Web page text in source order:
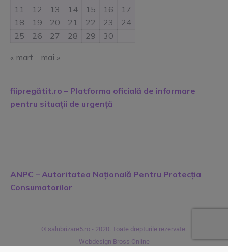
11
12 13 14 15 16
17
18
19 20 21 22 23
24
25
26 27 28 29 30
« mart. mai »
fiipregătit.ro – Platforma oficială de informare
pentru situații de urgență
ANPC – Autoritatea Națională Pentru Protecția
Consumatorilor
© salubrizare5.ro - 2020. Toate drepturile rezervate.
Webdesign Bross Online